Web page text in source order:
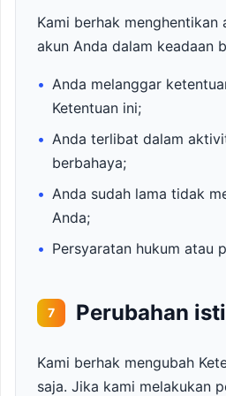
Kami berhak menghentikan
akun Anda dalam keadaan
• Anda melanggar
Ketentuan ini;
• Anda terlibat dalam
berbahaya;
• Anda sudah lama tidak
Anda;
• Persyaratan hukum atau
7 Perubahan
Kami berhak mengubah
saja. Jika kami melakukan